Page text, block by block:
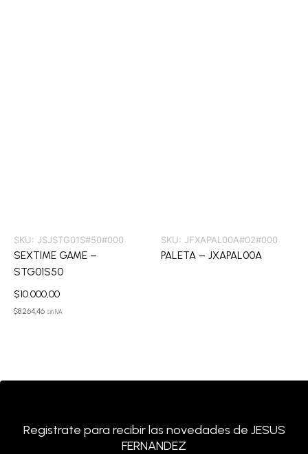
SKU: JSJSTG01S#50#000
SEXTIME GAME –
STG01S50
$10.000,00
$8.264,46 sin IVA
SKU: JFXAPAL00A#02#000
PALETA – JXAPAL00A
Registrate para recibir las novedades de JESUS
FERNANDEZ